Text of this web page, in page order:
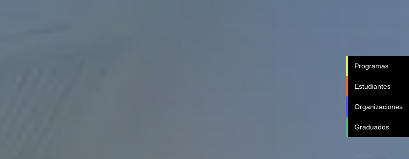
Programas
Estudiantes
Organizaciones
Graduados